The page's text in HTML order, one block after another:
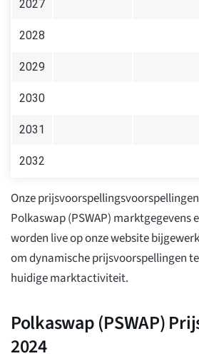
2027
2028
2029
2030
2031
2032
Onze
Polkaswap (PSWAP) marktgegevens
worden live op onze website
om dynamische prijsvoorspellingen
huidige marktactiviteit.
Polkaswap (PSWAP)
2024